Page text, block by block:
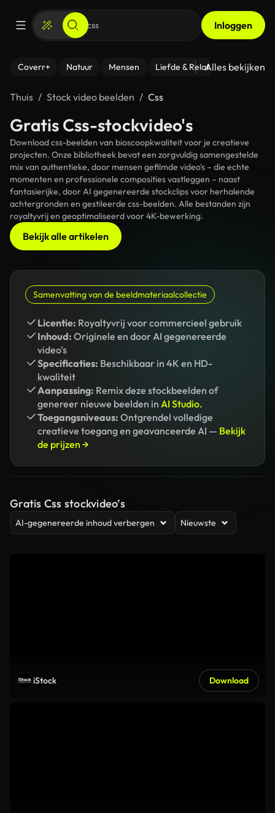
Inloggen
Coverr+ Natuur Mensen Liefde & Relaties - Fitness
Alles bekijken
Thuis Stock video beelden Css
Gratis Css-stockvideo's
Download css-beelden van bioscoopkwaliteit voor je creatieve
projecten. Onze bibliotheek bevat een zorgvuldig samengestelde
mix van authentieke, door mensen gefilmde video's – die echte
momenten en professionele composities vastleggen – naast
fantasierijke, door AI gegenereerde stockclips voor herhalende
achtergronden en gestileerde css-beelden. Alle bestanden zijn
royaltyvrij en geoptimaliseerd voor 4K-bewerking.
Bekijk alle artikelen
Samenvatting van de beeldmateriaalcollectie
Licentie: Royaltyvrij voor commercieel gebruik
Inhoud: Originele en door AI gegenereerde
video's
Specificaties: Beschikbaar in 4K en HD-
kwaliteit
Aanpassing: Remix deze stockbeelden of
genereer nieuwe beelden in AI Studio.
Toegangsniveaus: Ontgrendel volledige
creatieve toegang en geavanceerde AI — Bekijk
de prijzen →
Gratis Css stockvideo’s
AI-gegenereerde inhoud verbergen Nieuwste
iStock Download